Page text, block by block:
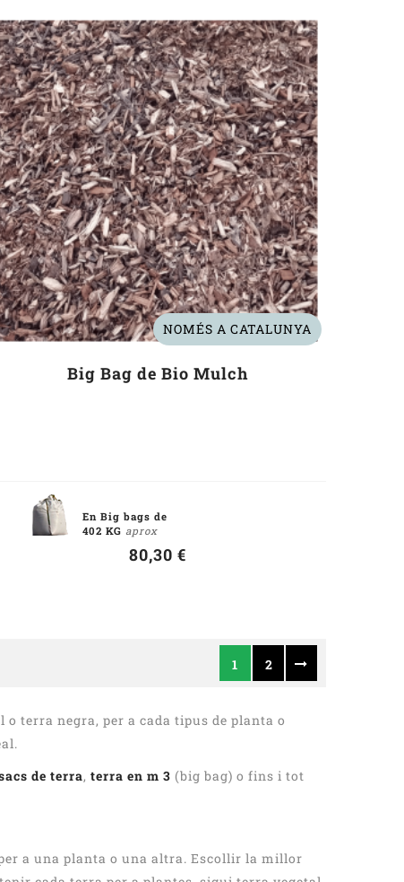
NOMÉS A CATALUNYA
Big Bag de Bio Mulch
En Big bags de
402 KG aprox
80,30 €
1 2
terra negra, per a cada tipus de planta o
de terra, terra en m 3 (big bag) o fins i tot
a una planta o una altra. Escollir la millor